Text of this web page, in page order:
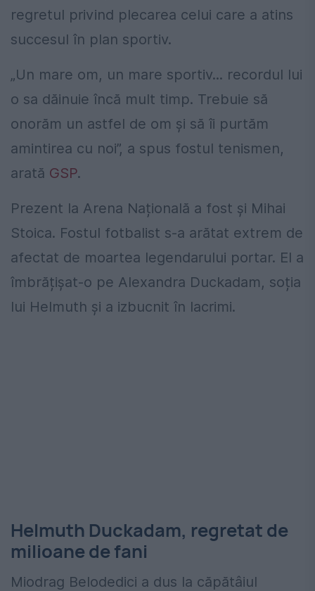
regretul privind plecarea celui care a atins
succesul în plan sportiv.
„Un mare om, un mare sportiv... recordul lui
o sa dăinuie încă mult timp. Trebuie să
onorăm un astfel de om și să îi purtăm
amintirea cu noi”, a spus fostul tenismen,
arată GSP.
Prezent la Arena Națională a fost și Mihai
Stoica. Fostul fotbalist s-a arătat extrem de
afectat de moartea legendarului portar. El a
îmbrățișat-o pe Alexandra Duckadam, soția
lui Helmuth și a izbucnit în lacrimi.
Helmuth Duckadam, regretat de
milioane de fani
Miodrag Belodedici a dus la căpătâiul